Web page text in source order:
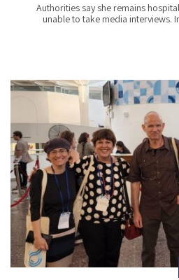
Authorities say she remains
unable to take media interviews.